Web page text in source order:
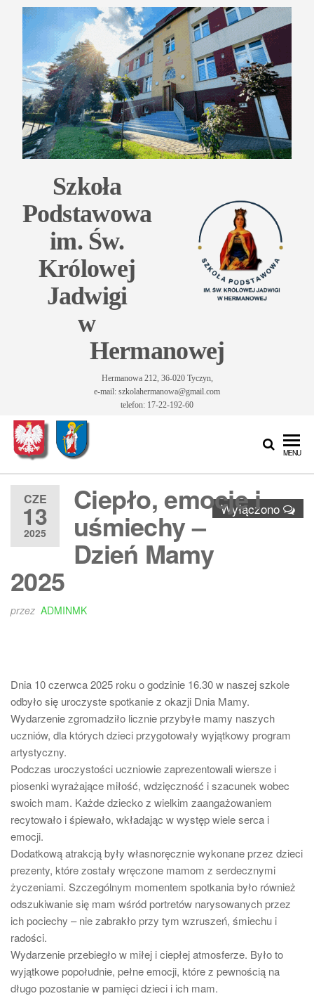
Przejdź
Szkoła
Podstawowa
im. Św.
Królowej
Jadwigi
w
Hermanowej
Hermanowa 212, 36-020 Tyczyn,
e-mail: szkolahermanowa@gmail.com
telefon: 17-22-192-60
Podstawowa
im. Św.
Królowej
Jadwigi w
Hermanowej
im. Św.
Królowej
Jadwigi w
Hermanowej
MENU
CZE
13
2025
Wyłączono
Ciepło, emocje i
uśmiechy –
Dzień Mamy
2025
przez ADMINMK
Dnia 10 czerwca 2025 roku o godzinie 16.30 w naszej szkole
odbyło się uroczyste spotkanie z okazji Dnia Mamy.
Wydarzenie zgromadziło licznie przybyłe mamy naszych
uczniów, dla których dzieci przygotowały wyjątkowy program
artystyczny.
Podczas uroczystości uczniowie zaprezentowali wiersze i
piosenki wyrażające miłość, wdzięczność i szacunek wobec
swoich mam. Każde dziecko z wielkim zaangażowaniem
recytowało i śpiewało, wkładając w występ wiele serca i
emocji.
Dodatkową atrakcją były własnoręcznie wykonane przez dzieci
prezenty, które zostały wręczone mamom z serdecznymi
życzeniami. Szczególnym momentem spotkania było również
odszukiwanie się mam wśród portretów narysowanych przez
ich pociechy – nie zabrakło przy tym wzruszeń, śmiechu i
radości.
Wydarzenie przebiegło w miłej i ciepłej atmosferze. Było to
wyjątkowe popołudnie, pełne emocji, które z pewnością na
długo pozostanie w pamięci dzieci i ich mam.